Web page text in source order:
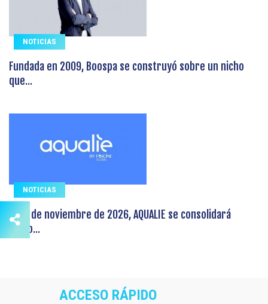
NOTICIAS
Fundada en 2009, Boospa se construyó sobre un nicho
que...
NOTICIAS
El 19 de noviembre de 2026, AQUALIE se consolidará
como...
ACCESO RÁPIDO